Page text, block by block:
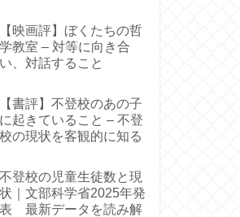
【映画評】ぼくたちの哲
学教室 – 対等に向き合
い、対話すること
【書評】不登校のあの子
に起きていること – 不登
校の現状を客観的に知る
不登校の児童生徒数と現
状｜文部科学省2025年発
表 最新データを読み解